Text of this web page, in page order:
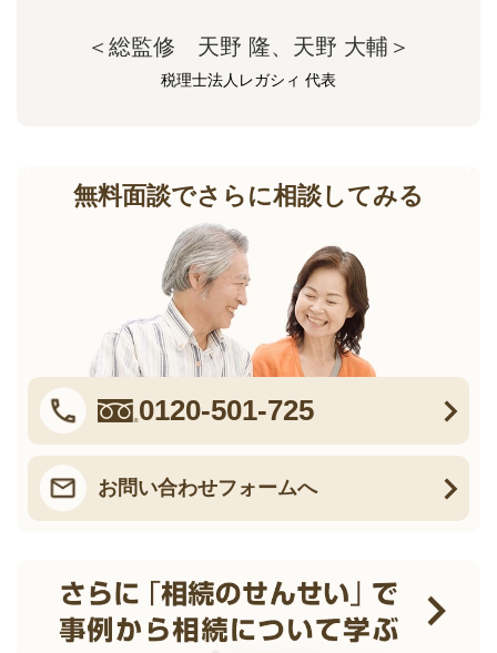
＜総監修 天野 隆、天野 大輔＞
税理士法人レガシィ 代表
無料面談でさらに相談してみる
0120-501-725
お問い合わせフォームへ